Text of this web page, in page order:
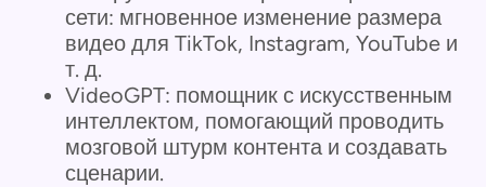
сети: мгновенное изменение размера
видео для TikTok, Instagram, YouTube и
т. д.
VideoGPT: помощник с искусственным
интеллектом, помогающий проводить
мозговой штурм контента и создавать
сценарии.